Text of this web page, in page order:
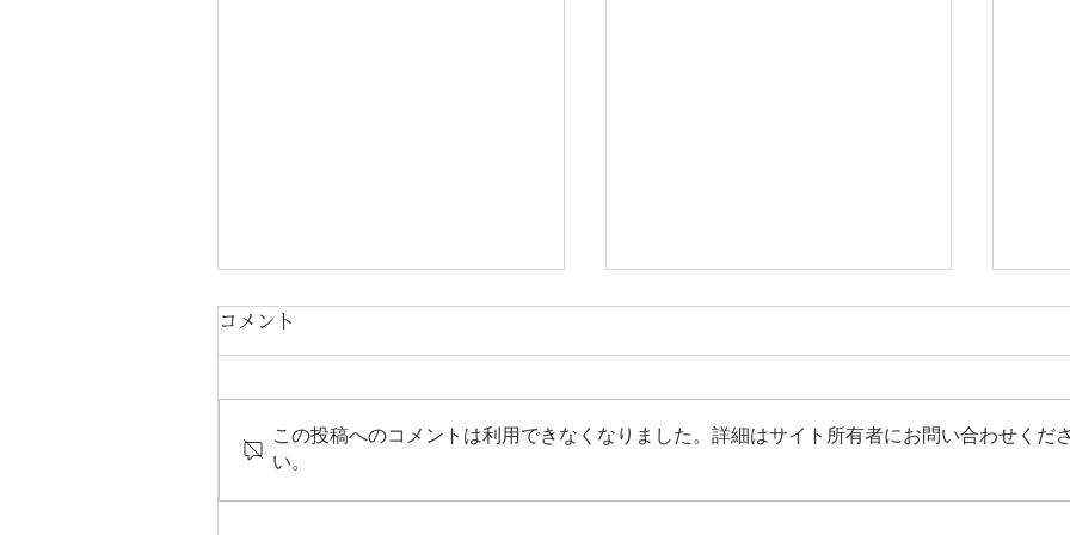
コメント
この投稿へのコメントは利用できなくなりました。詳細はサイト所有者にお問い合わせくださ
い。